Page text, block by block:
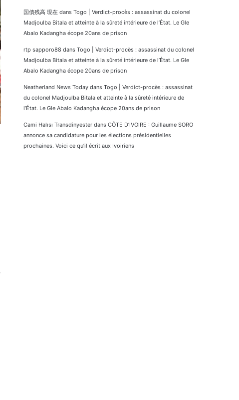
国債残高 現在 dans Togo | Verdict-procès : assassinat du colonel
Madjoulba Bitala et atteinte à la sûreté intérieure de l’État. Le Gle
Abalo Kadangha écope 20ans de prison
rtp sapporo88 dans Togo | Verdict-procès : assassinat du colonel
Madjoulba Bitala et atteinte à la sûreté intérieure de l’État. Le Gle
Abalo Kadangha écope 20ans de prison
Neatherland News Today dans Togo | Verdict-procès : assassinat
du colonel Madjoulba Bitala et atteinte à la sûreté intérieure de
l’État. Le Gle Abalo Kadangha écope 20ans de prison
Cami Halısı Transdinyester dans CÔTE D’IVOIRE : Guillaume SORO
annonce sa candidature pour les élections présidentielles
prochaines. Voici ce qu’il écrit aux Ivoiriens